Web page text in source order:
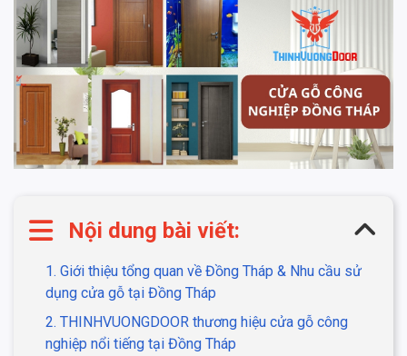
Nội dung bài viết:
1. Giới thiệu tổng quan về Đồng Tháp & Nhu cầu sử
dụng cửa gỗ tại Đồng Tháp
2. THINHVUONGDOOR thương hiệu cửa gỗ công
nghiệp nổi tiếng tại Đồng Tháp